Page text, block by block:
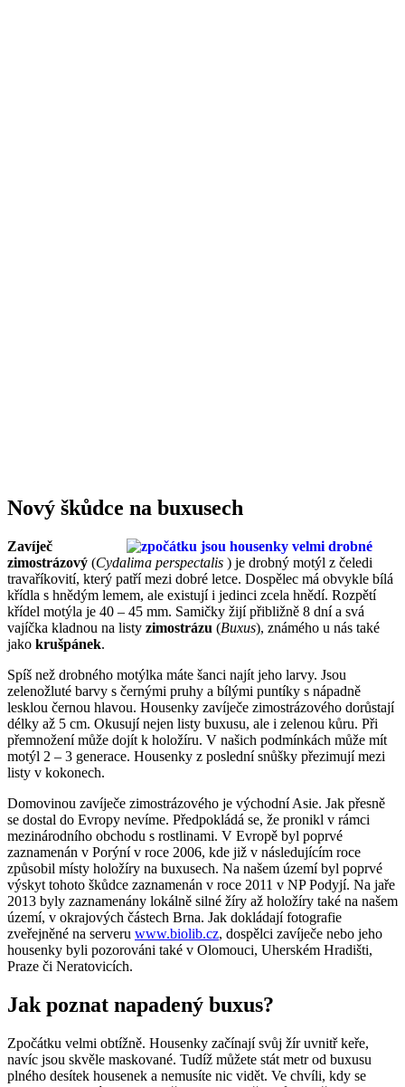
Nový škůdce na buxusech
Zavíječ
zimostrázový (Cydalima perspectalis ) je drobný motýl z čeledi
travaříkovití, který patří mezi dobré letce. Dospělec má obvykle bílá
křídla s hnědým lemem, ale existují i jedinci zcela hnědí. Rozpětí
křídel motýla je 40 – 45 mm. Samičky žijí přibližně 8 dní a svá
vajíčka kladnou na listy zimostrázu (Buxus), známého u nás také
jako krušpánek.
Spíš než drobného motýlka máte šanci najít jeho larvy. Jsou
zelenožluté barvy s černými pruhy a bílými puntíky s nápadně
lesklou černou hlavou. Housenky zavíječe zimostrázového dorůstají
délky až 5 cm. Okusují nejen listy buxusu, ale i zelenou kůru. Při
přemnožení může dojít k holožíru. V našich podmínkách může mít
motýl 2 – 3 generace. Housenky z poslední snůšky přezimují mezi
listy v kokonech.
Domovinou zavíječe zimostrázového je východní Asie. Jak přesně
se dostal do Evropy nevíme. Předpokládá se, že pronikl v rámci
mezinárodního obchodu s rostlinami. V Evropě byl poprvé
zaznamenán v Porýní v roce 2006, kde již v následujícím roce
způsobil místy holožíry na buxusech. Na našem území byl poprvé
výskyt tohoto škůdce zaznamenán v roce 2011 v NP Podyjí. Na jaře
2013 byly zaznamenány lokálně silné žíry až holožíry také na našem
území, v okrajových částech Brna. Jak dokládají fotografie
zveřejněné na serveru www.biolib.cz, dospělci zavíječe nebo jeho
housenky byli pozorováni také v Olomouci, Uherském Hradišti,
Praze či Neratovicích.
Jak poznat napadený buxus?
Zpočátku velmi obtížně. Housenky začínají svůj žír uvnitř keře,
navíc jsou skvěle maskované. Tudíž můžete stát metr od buxusu
plného desítek housenek a nemusíte nic vidět. Ve chvíli, kdy se